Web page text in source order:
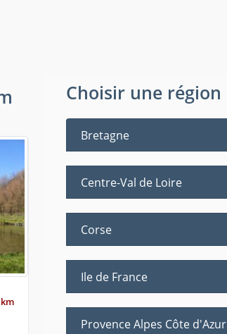
Choisir une région
Bretagne
Centre-Val de Loire
Corse
Ile de France
Provence Alpes Côte d'Azur